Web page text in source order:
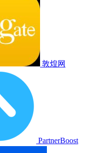
敦煌网
PartnerBoost